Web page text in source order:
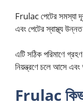
Frulac পেটের সমস্যা
এবং পেটের স্বাস্থ্য
এটি সঠিক পরিমাণে
নিয়ন্ত্রণে চলে আসে
Frulac